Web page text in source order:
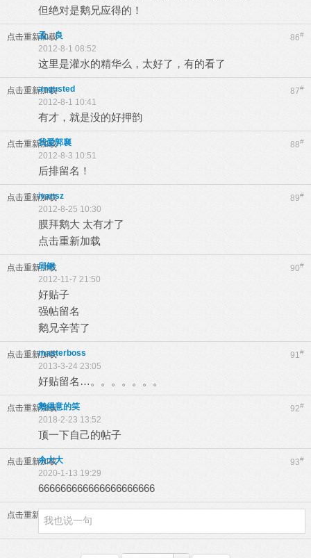
但绝对是鹅兄应得的！
点击重新加载 86#
孟、良
2012-8-1 08:52
这里是灌水的精华么，太好了，有的看了
点击重新加载 87#
angusted
2012-8-1 10:41
有才，就是没的好押韵
点击重新加载 88#
我爱郭襄
2012-8-3 10:51
后排留名！
点击重新加载 89#
ivansz
2012-8-25 10:30
膜拜鹅大 太有才了
点击重新加载
点击重新加载 90#
邱钢
2012-11-7 21:50
好贴子
强帖留名
鹅兄辛苦了
点击重新加载 91#
masterboss
2013-3-24 23:05
好贴留名…。。。。。。。
点击重新加载 92#
鹅得意的笑
2018-2-23 13:52
顶一下自己的帖子
点击重新加载 93#
余大大
2020-1-13 19:29
666666666666666666666
点击重新加载